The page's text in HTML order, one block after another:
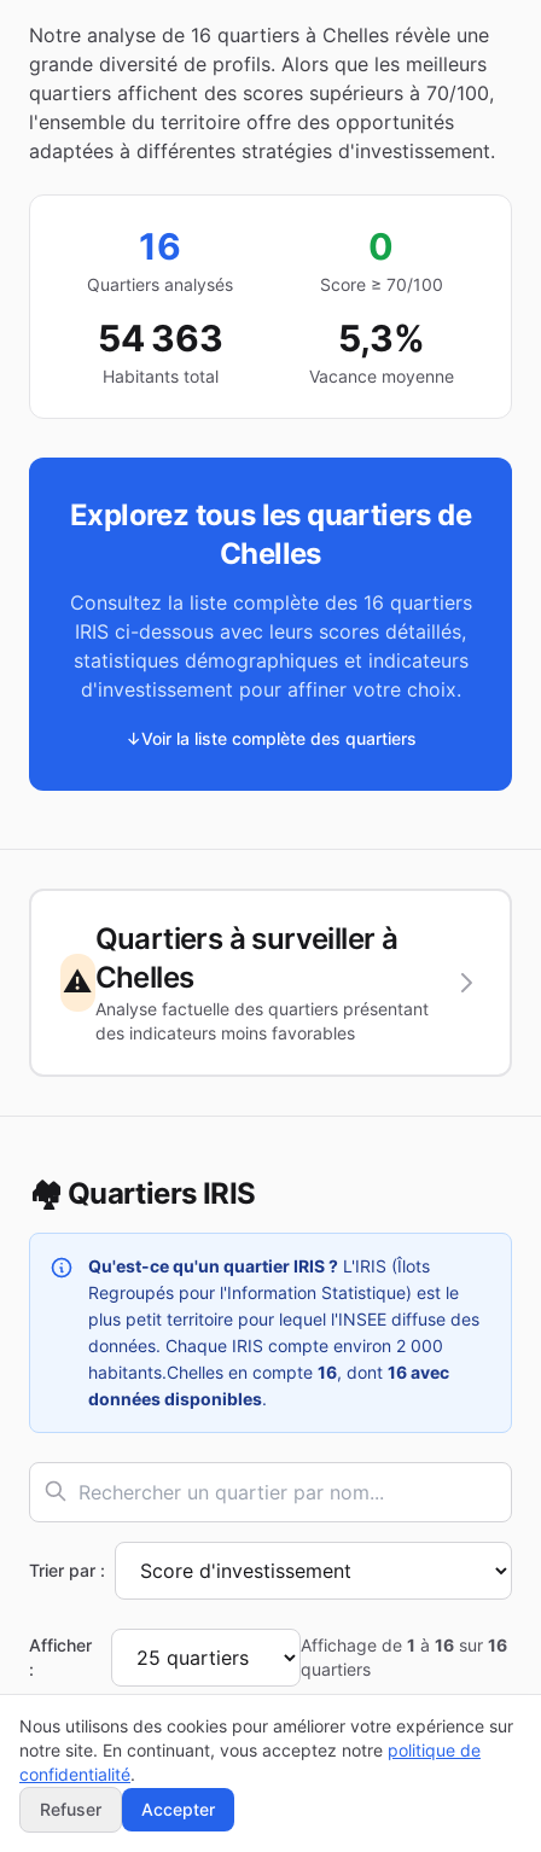
Notre analyse de 16 quartiers à Chelles révèle une
grande diversité de profils. Alors que les meilleurs
quartiers affichent des scores supérieurs à 70/100,
l'ensemble du territoire offre des opportunités
adaptées à différentes stratégies d'investissement.
16
Quartiers analysés
0
Score ≥ 70/100
54 363
Habitants total
5,3%
Vacance moyenne
Explorez tous les quartiers de
Chelles
Consultez la liste complète des 16 quartiers
IRIS ci-dessous avec leurs scores détaillés,
statistiques démographiques et indicateurs
d'investissement pour affiner votre choix.
↓Voir la liste complète des quartiers
⚠️
Quartiers à surveiller à
Chelles
Analyse factuelle des quartiers présentant
des indicateurs moins favorables
🏘️ Quartiers IRIS
Qu'est-ce qu'un quartier IRIS ? L'IRIS (Îlots
Regroupés pour l'Information Statistique) est le
plus petit territoire pour lequel l'INSEE diffuse des
données. Chaque IRIS compte environ 2 000
habitants.Chelles en compte 16, dont 16avec
données disponibles.
Trier par :
Afficher
:
Affichage de 1 à 16 sur 16
quartiers
Top 10 des quartiers à
Classement basé sur le score d'investissement
calculé à partir des données INSEE
Nous utilisons des cookies pour améliorer votre expérience sur
notre site. En continuant, vous acceptez notre politique de
confidentialité.
Refuser
Accepter